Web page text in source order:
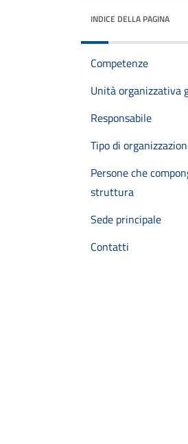
INDICE DELLA PAGINA
Competenze
Unità organizzativa
Responsabile
Tipo di
Persone che
struttura
Sede principale
Contatti